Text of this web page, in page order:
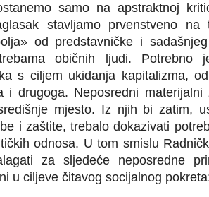
samo na apstraktnoj
stavljamo prvenstveno
od predstavničke i
običnih ljudi. Potrebno
s ciljem ukidanja kapitalizma,
i drugoga. Neposredni
mjesto. Iz njih bi zatim,
i zaštite, trebalo dokazivati
odnosa. U tom smislu
za sljedeće neposredne
u ciljeve čitavog socijalnog